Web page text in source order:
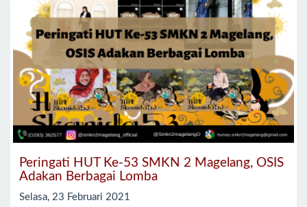
Peringati HUT Ke-53 SMKN 2 Magelang, OSIS
Adakan Berbagai Lomba
Selasa, 23 Februari 2021